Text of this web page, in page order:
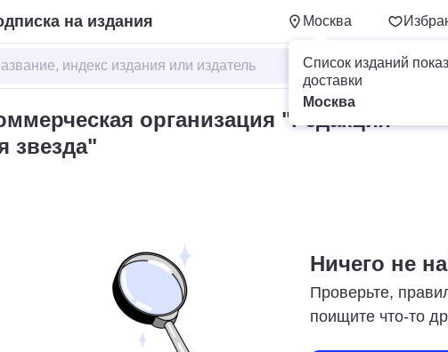
на издания Москва
Список изданий
доставки
Москва
организация "Редакция
звезда"
Ничего не
Проверьте,
поищите что-то